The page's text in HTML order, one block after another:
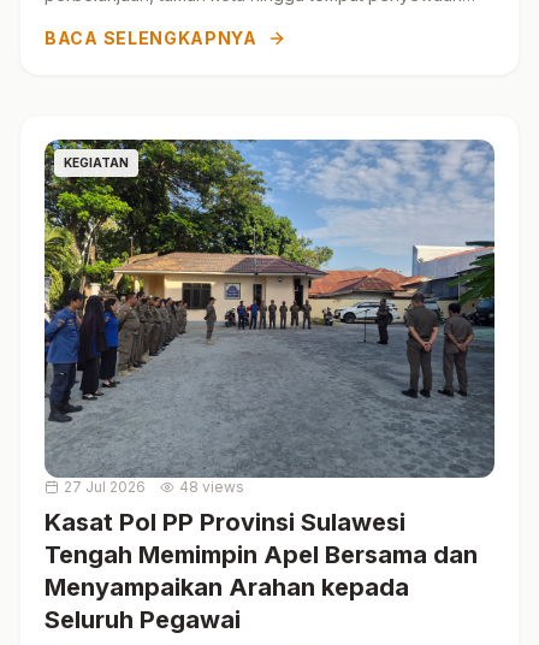
Pamong...
BACA SELENGKAPNYA
KEGIATAN
27 Jul 2026 48 views
Kasat Pol PP Provinsi Sulawesi
Tengah Memimpin Apel Bersama dan
Menyampaikan Arahan kepada
Seluruh Pegawai